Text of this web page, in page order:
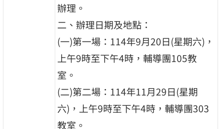
辦理。
二、辦理日期及地點：
(一)第一場：114年9月20日(星期六)，
上午9時至下午4時，輔導團105教
室。
(二)第二場：114年11月29日(星期
六)，上午9時至下午4時，輔導團303
教室。